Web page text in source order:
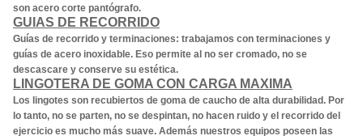
son acero corte pantógrafo.
GUIAS DE RECORRIDO
Guías de recorrido y terminaciones: trabajamos con terminaciones y
guías de acero inoxidable. Eso permite al no ser cromado, no se
descascare y conserve su estética.
LINGOTERA DE GOMA CON CARGA MAXIMA
Los lingotes son recubiertos de goma de caucho de alta durabilidad. Por
lo tanto, no se parten, no se despintan, no hacen ruido y el recorrido del
ejercicio es mucho más suave. Además nuestros equipos poseen las